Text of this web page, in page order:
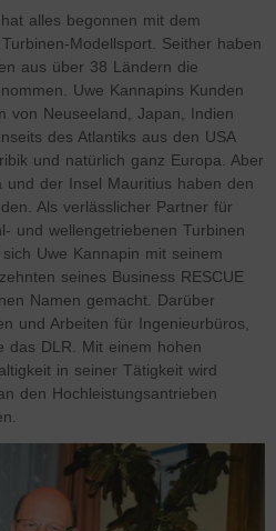
alles begonnen mit dem
Modellsport. Seither haben
aus über 38 Ländern die
Uwe Kannapins Kunden
von Neuseeland, Japan, Indien
des Atlantiks aus den USA
und natürlich ganz Europa. Aber
und der Insel Mauritius haben den
Als verlässlicher Partner für
und wellengetriebenen Turbinen
Uwe Kannapin mit seinem
seines Business RESCUE
Namen gemacht. Darüber
und Arbeiten für Ingenieurbüros,
das DLR. Mit einem hohen
in seiner Tätigkeit wird
den Hochleistungsantrieben